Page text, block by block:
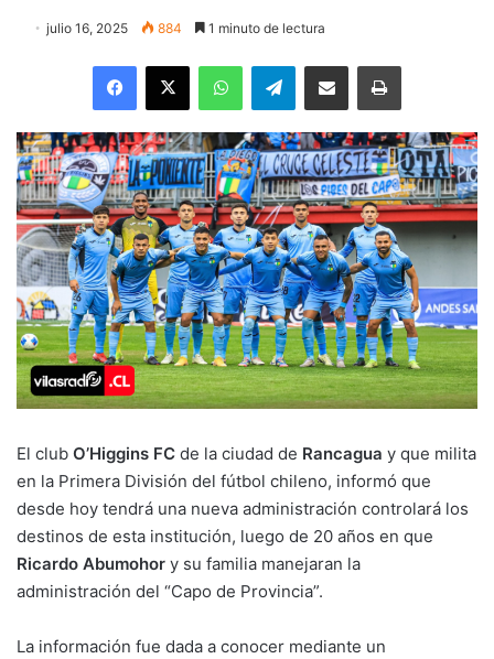
julio 16, 2025 884 1 minuto de lectura
Facebook
X WhatsAppTelegramEnviar vía email Imprimir
El club O’Higgins FC de la ciudad de Rancagua y que milita
en la Primera División del fútbol chileno, informó que
desde hoy tendrá una nueva administración controlará los
destinos de esta institución, luego de 20 años en que
Ricardo Abumohor y su familia manejaran la
administración del “Capo de Provincia”.
La información fue dada a conocer mediante un